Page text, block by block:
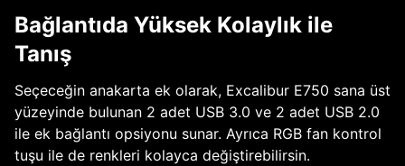
Bağlantıda Yüksek Kolaylık ile
Tanış
Seçeceğin anakarta ek olarak, Excalibur E750 sana üst
yüzeyinde bulunan 2 adet USB 3.0 ve 2 adet USB 2.0
ile ek bağlantı opsiyonu sunar. Ayrıca RGB fan kontrol
tuşu ile de renkleri kolayca değiştirebilirsin.